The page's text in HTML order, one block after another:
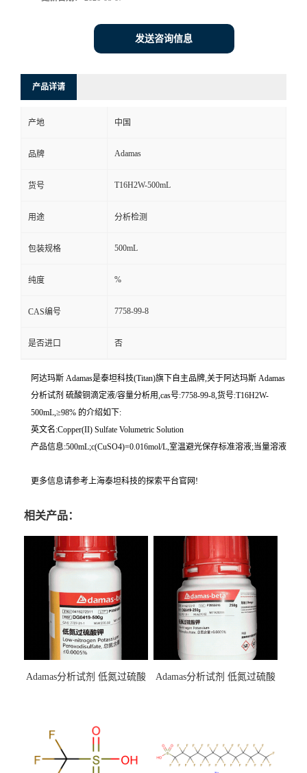
发送咨询信息
产品详请
产地 中国
品牌 Adamas
货号 T16H2W-500mL
用途 分析检测
包装规格 500mL
纯度 %
CAS编号 7758-99-8
是否进口 否
阿达玛斯 Adamas是泰坦科技(Titan)旗下自主品牌,关于阿达玛斯 Adamas
分析试剂 硫酸铜滴定液/容量分析用,cas号:7758-99-8,货号:T16H2W-
500mL,≥98% 的介绍如下:
英文名:Copper(II) Sulfate Volumetric Solution
产品信息:500mL;c(CuSO4)=0.016mol/L,室温避光保存标准溶液;当量溶液
更多信息请参考上海泰坦科技的探索平台官网!
相关产品：
Adamas分析试剂 低氮过硫酸
（泰坦现货供应）
Adamas分析试剂 低氮过硫酸